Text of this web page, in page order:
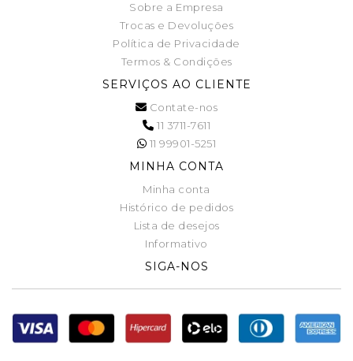
Sobre a Empresa
Trocas e Devoluções
Política de Privacidade
Termos & Condições
SERVIÇOS AO CLIENTE
Contate-nos
11 3711-7611
11 99901-5251
MINHA CONTA
Minha conta
Histórico de pedidos
Lista de desejos
Informativo
SIGA-NOS